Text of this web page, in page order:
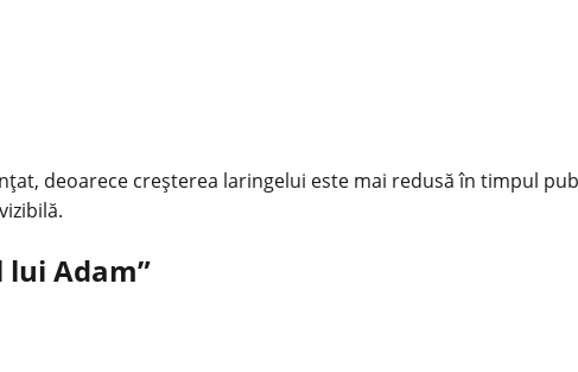
deoarece creșterea laringelui este mai redusă în timpul
Adam”